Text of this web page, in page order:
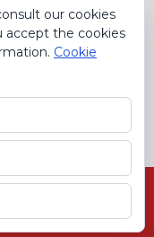
PARA EL
Barcelonès
our cookies
accept the cookies
Cookie